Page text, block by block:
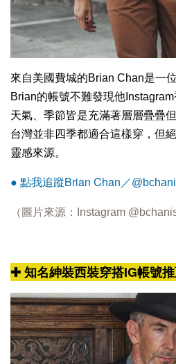
來自美國費城的Brian Chan是一
Brian的帳號不難發現他
天氣、季節皆是充滿著層層疊疊
台灣並非四季都適合這樣穿，但
靈感來源。
● 點我追蹤Brian Chan ／
（圖片來源： Instagram
✚ 知名紳裝西裝穿搭IG帳號